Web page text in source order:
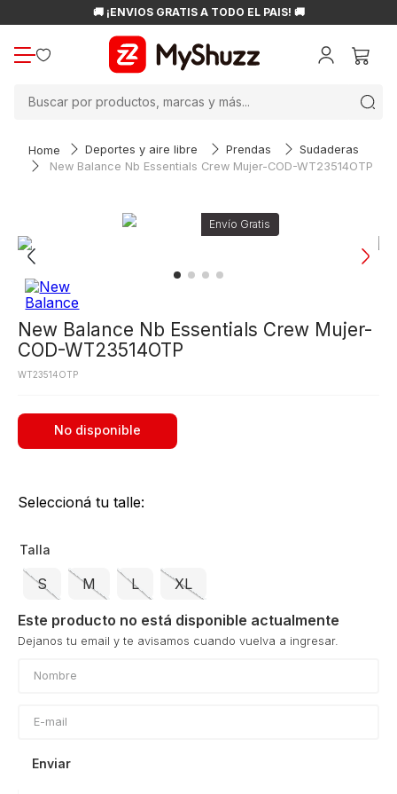
🚚 ¡ENVÍOS GRATIS A TODO EL PAÍS! 🚚
Deportes y aire libre Prendas
Sudaderas
New Balance Nb Essentials Crew Mujer-COD-WT23514OTP
New Balance Nb Essentials Crew Mujer-
COD-WT23514OTP
WT23514OTP
No disponible
Seleccioná tu talle:
Talla
S M L XL
Este producto no está disponible actualmente
Enviar